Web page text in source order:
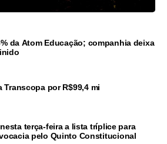
da Atom Educação; companhia deixa
Transcopa por R$99,4 mi
terça-feira a lista tríplice para
pelo Quinto Constitucional